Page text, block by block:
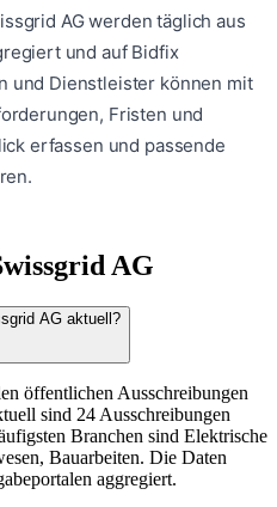
AGwerden täglich aus
und auf Bidfix
und Dienstleister können mit
Fristen und
erfassen und passende
AG
AG aktuell?
öffentlichen Ausschreibungen
sind 24 Ausschreibungen
Branchen sind Elektrische
Bauarbeiten. Die Daten
aggregiert.